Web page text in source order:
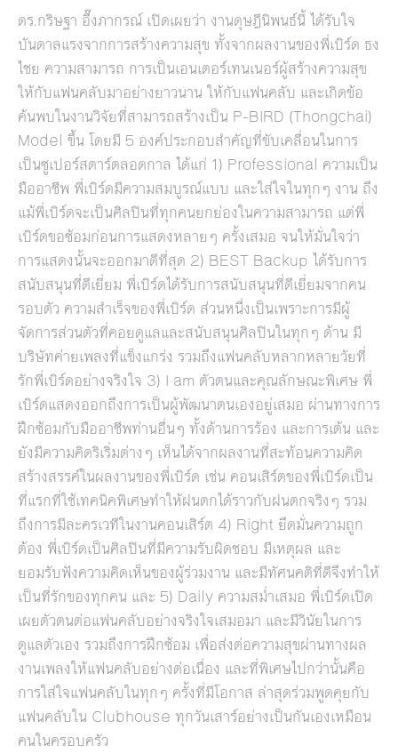
ดร.กริษฐา อึ๊งภากรณ์ เปิดเผยว่า งานดุษฎีนิพนธ์นี้ ได้รับใจ
บันดาลแรงจากการสร้างความสุข ทั้งจากผลงานของพี่เบิร์ด ธง
ไชย ความสามารถ การเป็นเอนเตอร์เทนเนอร์ผู้สร้างความสุข
ให้กับแฟนคลับมาอย่างยาวนาน ให้กับแฟนคลับ และเกิดข้อ
ค้นพบในงานวิจัยที่สามารถสร้างเป็น P-BIRD (Thongchai)
Model ขึ้น โดยมี 5 องค์ประกอบสำคัญที่ขับเคลื่อนในการ
เป็นซูเปอร์สตาร์ตลอดกาล ได้แก่ 1) Professional ความเป็น
มืออาชีพ พี่เบิร์ดมีความสมบูรณ์แบบ และใส่ใจในทุกๆ งาน ถึง
แม้พี่เบิร์ดจะเป็นศิลปินที่ทุกคนยกย่องในความสามารถ แต่พี่
เบิร์ดขอซ้อมก่อนการแสดงหลายๆ ครั้งเสมอ จนให้มั่นใจว่า
การแสดงนั้นจะออกมาดีที่สุด 2) BEST Backup ได้รับการ
สนับสนุนที่ดีเยี่ยม พี่เบิร์ดได้รับการสนับสนุนที่ดีเยี่ยมจากคน
รอบตัว ความสำเร็จของพี่เบิร์ด ส่วนหนึ่งเป็นเพราะการมีผู้
จัดการส่วนตัวที่คอยดูแลและสนับสนุนศิลปินในทุกๆ ด้าน มี
บริษัทค่ายเพลงที่แข็งแกร่ง รวมถึงแฟนคลับหลากหลายวัยที่
รักพี่เบิร์ดอย่างจริงใจ 3) I am ตัวตนและคุณลักษณะพิเศษ พี่
เบิร์ดแสดงออกถึงการเป็นผู้พัฒนาตนเองอยู่เสมอ ผ่านทางการ
ฝึกซ้อมกับมืออาชีพท่านอื่นๆ ทั้งด้านการร้อง และการเต้น และ
ยังมีความคิดริเริ่มต่างๆ เห็นได้จากผลงานที่สะท้อนความคิด
สร้างสรรค์ในผลงานของพี่เบิร์ด เช่น คอนเสิร์ตของพี่เบิร์ดเป็น
ที่แรกที่ใช้เทคนิคพิเศษทำให้ฝนตกได้ราวกับฝนตกจริงๆ รวม
ถึงการมีละครเวทีในงานคอนเสิร์ต 4) Right ยึดมั่นความถูก
ต้อง พี่เบิร์ดเป็นศิลปินที่มีความรับผิดชอบ มีเหตุผล และ
ยอมรับฟังความคิดเห็นของผู้ร่วมงาน และมีทัศนคติที่ดีจึงทำให้
เป็นที่รักของทุกคน และ 5) Daily ความสม่ำเสมอ พี่เบิร์ดเปิด
เผยตัวตนต่อแฟนคลับอย่างจริงใจเสมอมา และมีวินัยในการ
ดูแลตัวเอง รวมถึงการฝึกซ้อม เพื่อส่งต่อความสุขผ่านทางผล
งานเพลงให้แฟนคลับอย่างต่อเนื่อง และที่พิเศษไปกว่านั้นคือ
การใส่ใจแฟนคลับในทุกๆ ครั้งที่มีโอกาส ล่าสุดร่วมพูดคุยกับ
แฟนคลับใน Clubhouse ทุกวันเสาร์อย่างเป็นกันเองเหมือน
คนในครอบครัว